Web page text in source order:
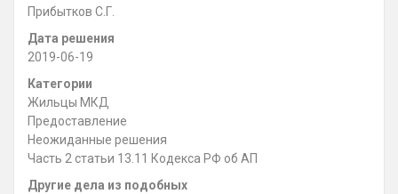
Прибытков С.Г.
Дата решения
2019-06-19
Категории
Жильцы МКД
Предоставление
Неожиданные решения
Часть 2 статьи 13.11 Кодекса РФ об АП
Другие дела из подобных